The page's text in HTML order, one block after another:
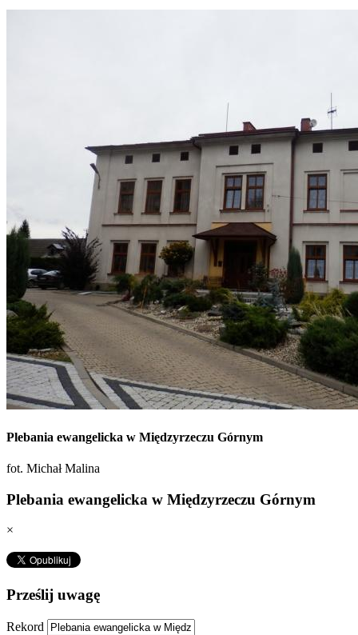
Plebania ewangelicka w Międzyrzeczu Górnym
fot. Michał Malina
Plebania ewangelicka w Międzyrzeczu Górnym
×
Prześlij uwagę
Rekord